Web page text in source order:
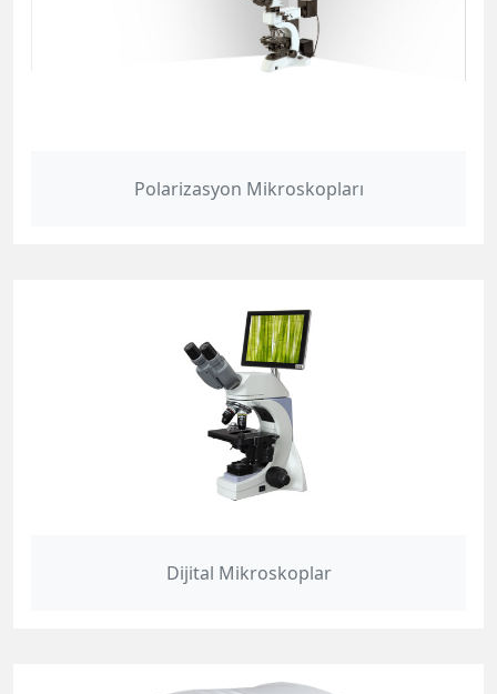
Polarizasyon Mikroskopları
Dijital Mikroskoplar